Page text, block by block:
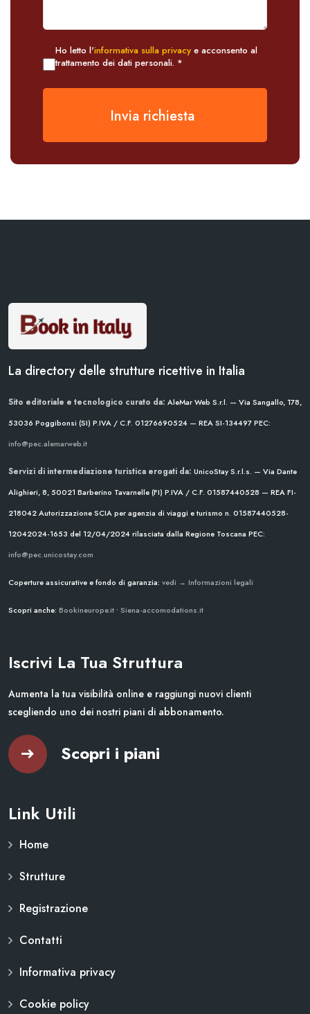
Ho letto l'informativa sulla privacy e acconsento al
trattamento dei dati personali. *
Invia richiesta
La directory delle strutture ricettive in Italia
Sito editoriale e tecnologico curato da: AleMar Web S.r.l. — Via Sangallo, 178,
53036 Poggibonsi (SI) P.IVA / C.F. 01276690524 — REA SI-134497PEC:
info@pec.alemarweb.it
Servizi di intermediazione turistica erogati da: UnicoStay S.r.l.s. — Via Dante
Alighieri, 8, 50021 Barberino Tavarnelle (FI) P.IVA / C.F. 01587440528 — REA FI-
218042Autorizzazione SCIA per agenzia di viaggi e turismo n. 01587440528-
12042024-1653 del 12/04/2024rilasciata dalla Regione Toscana PEC:
info@pec.unicostay.com
Coperture assicurative e fondo di garanzia: vedi → Informazioni legali
Scopri anche: Bookineurope.it • Siena-accomodations.it
Iscrivi La Tua Struttura
Aumenta la tua visibilità online e raggiungi nuovi clienti
scegliendo uno dei nostri piani di abbonamento.
Scopri i piani
Link Utili
Home
Strutture
Registrazione
Contatti
Informativa privacy
Cookie policy